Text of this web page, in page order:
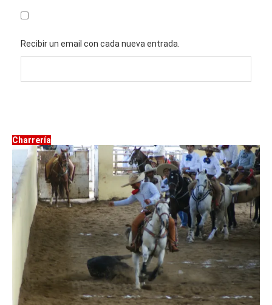
Recibir un email con cada nueva entrada.
Charrería